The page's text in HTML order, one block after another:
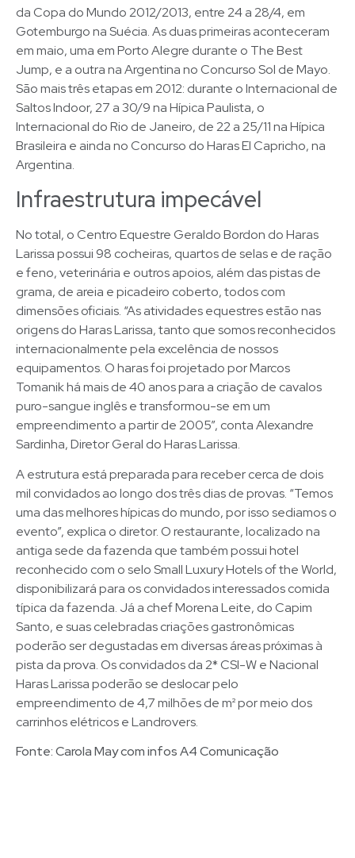
da Copa do Mundo 2012/2013, entre 24 a 28/4, em
Gotemburgo na Suécia. As duas primeiras aconteceram
em maio, uma em Porto Alegre durante o The Best
Jump, e a outra na Argentina no Concurso Sol de Mayo.
São mais três etapas em 2012: durante o Internacional de
Saltos Indoor, 27 a 30/9 na Hípica Paulista, o
Internacional do Rio de Janeiro, de 22 a 25/11 na Hípica
Brasileira e ainda no Concurso do Haras El Capricho, na
Argentina.
Infraestrutura impecável
No total, o Centro Equestre Geraldo Bordon do Haras
Larissa possui 98 cocheiras, quartos de selas e de ração
e feno, veterinária e outros apoios, além das pistas de
grama, de areia e picadeiro coberto, todos com
dimensões oficiais. “As atividades equestres estão nas
origens do Haras Larissa, tanto que somos reconhecidos
internacionalmente pela excelência de nossos
equipamentos. O haras foi projetado por Marcos
Tomanik há mais de 40 anos para a criação de cavalos
puro-sangue inglês e transformou-se em um
empreendimento a partir de 2005”, conta Alexandre
Sardinha, Diretor Geral do Haras Larissa.
A estrutura está preparada para receber cerca de dois
mil convidados ao longo dos três dias de provas. “Temos
uma das melhores hípicas do mundo, por isso sediamos o
evento”, explica o diretor. O restaurante, localizado na
antiga sede da fazenda que também possui hotel
reconhecido com o selo Small Luxury Hotels of the World,
disponibilizará para os convidados interessados comida
típica da fazenda. Já a chef Morena Leite, do Capim
Santo, e suas celebradas criações gastronômicas
poderão ser degustadas em diversas áreas próximas à
pista da prova. Os convidados da 2* CSI-W e Nacional
Haras Larissa poderão se deslocar pelo
empreendimento de 4,7 milhões de m² por meio dos
carrinhos elétricos e Landrovers.
Fonte: Carola May com infos A4 Comunicação